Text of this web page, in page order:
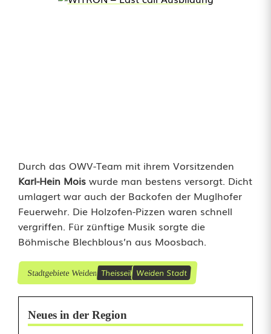
Durch das OWV-Team mit ihrem Vorsitzenden
Karl-Hein Mois wurde man bestens versorgt. Dicht
umlagert war auch der Backofen der Muglhofer
Feuerwehr. Die Holzofen-Pizzen waren schnell
vergriffen. Für zünftige Musik sorgte die
Böhmische Blechblous’n aus Moosbach.
Stadtgebiete Weiden Theisseil Weiden Stadt
Neues in der Region